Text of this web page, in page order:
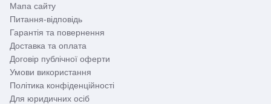
Мапа сайту
Питання-відповідь
Гарантія та повернення
Доставка та оплата
Договір публічної оферти
Умови використання
Політика конфіденційності
Для юридичних осіб